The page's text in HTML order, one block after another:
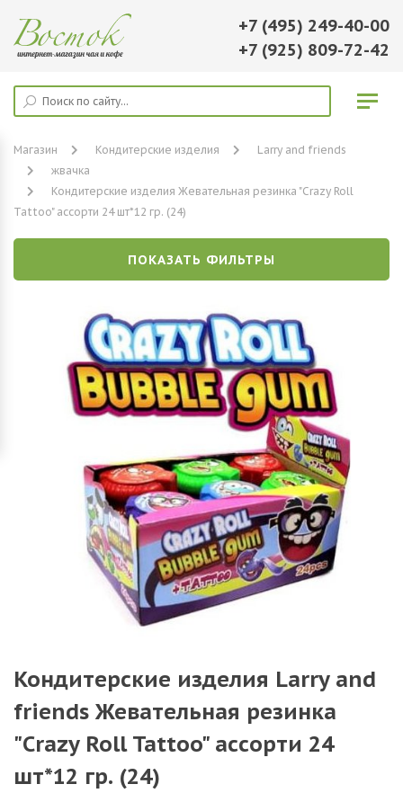
+7 (495) 249-40-00
+7 (925) 809-72-42
Магазин Кондитерские изделия
Larry and friends
жвачка
Кондитерские изделия Жевательная резинка "Crazy Roll
Tattoo" ассорти 24 шт*12 гр. (24)
ПОКАЗАТЬ ФИЛЬТРЫ
Кондитерские изделия Larry and
friends Жевательная резинка
"Crazy Roll Tattoo" ассорти 24
шт*12 гр. (24)